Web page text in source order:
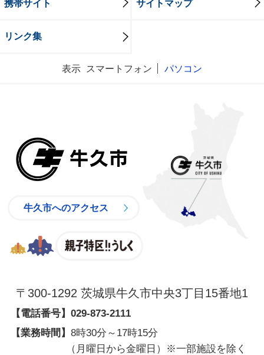
携帯サイト サイトマップ
リンク集
表示 スマートフォン パソコン
牛久市へのアクセス
〒300-1292 茨城県牛久市中央3丁目15番地1
【電話番号】 029-873-2111
【業務時間】 8時30分～17時15分
（月曜日から金曜日）※一部施設を除く